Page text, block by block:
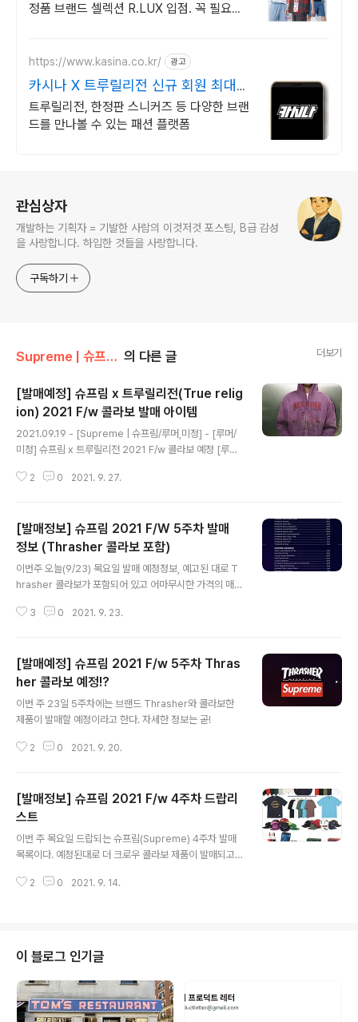
정품 브랜드 셀렉션 R.LUX 입점. 꼭 필요한
https://www.kasina.co.kr/ 광고
카시나 X 트루릴리전 신규 회원 최대
20% 할인
트루릴리전, 한정판 스니커즈 등 다양한 브랜
드를 만나볼 수 있는 패션 플랫폼
관심상자
개발하는 기획자 = 기발한 사람의 이것저것 포스팅, B급 감성
을 사랑합니다. 하입한 것들을 사랑합니다.
구독하기
Supreme | 슈프림/2021 Season 의 다른 글 더보기
[발매예정] 슈프림 x 트루릴리전(True relig
ion) 2021 F/w 콜라보 발매 아이템
2021.09.19 - [Supreme | 슈프림/루머,미정] - [루머/
미정] 슈프림 x 트루릴리전 2021 F/w 콜라보 예정 [루머/
청바지 브랜드 트루 릴리전(True Religion)과 슈프림이
유출된 이미지로 1theboy.kr 지난 번 포스팅했던 것처럼
슈프림과 트루릴리전이 이번 시즌 콜라보를 진행한다. 한
때 부츠컷 청바지로 시대를 사로잡았던 트루릴리전과의 콜
라보 아이템은 후드, 청자켓, 청바지 등 다양하게 발매되며,
허..
2 0 2021. 9. 27.
[발매정보] 슈프림 2021 F/W 5주차 발매
정보 (Thrasher 콜라보 포함)
이번주 오늘(9/23) 목요일 발매 예정정보, 예고된 대로 T
hrasher 콜라보가 포함되어 있고 어마무시한 가격의 매트
09.20 - [Supreme | 슈프림/2021 Season] - [발매
예정!? 이번 주 23일 5주차에는 브랜드 Thrasher와 콜
라보한 제품이 발매할 예정이라고 한다. 자세한 정보는 곧!
1theboy.kr
3 0 2021. 9. 23.
[발매예정] 슈프림 2021 F/w 5주차 Thras
her 콜라보 예정!?
이번 주 23일 5주차에는 브랜드 Thrasher와 콜라보한
제품이 발매할 예정이라고 한다. 자세한 정보는 곧!
2 0 2021. 9. 20.
[발매정보] 슈프림 2021 F/w 4주차 드랍리
스트
이번 주 목요일 드랍되는 슈프림(Supreme) 4주차 발매
목록이다. 예정된대로 더 크로우 콜라보 제품이 발매되고
이 특이해서 궁금한 제품, 그 외 액세사리나 피규어가 눈을
우 콜라보 발매 예정 돌아오는 9/16 목요일 슈프림(Supr
eme) 4주차 발매에 더 크로우(The Crow) 콜라보 제품
이 드랍될 예정이라는 정보다. 워크 자켓, 가죽자켓, 후드,
카고 팬츠 등 다양한 아이템이 발매될 예정! 자세한 제 1th
eboy.kr 2021.09.0..
2 0 2021. 9. 14.
이 블로그 인기글